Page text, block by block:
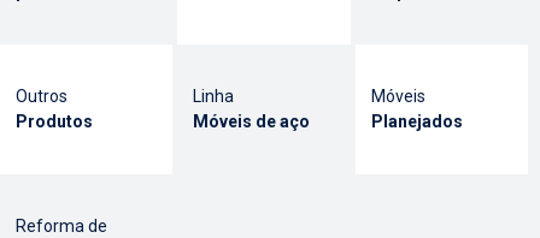
Outros
Produtos
Linha
Móveis de aço
Móveis
Planejados
Reforma de